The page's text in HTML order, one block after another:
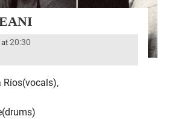
at 20:30
Ríos(vocals),